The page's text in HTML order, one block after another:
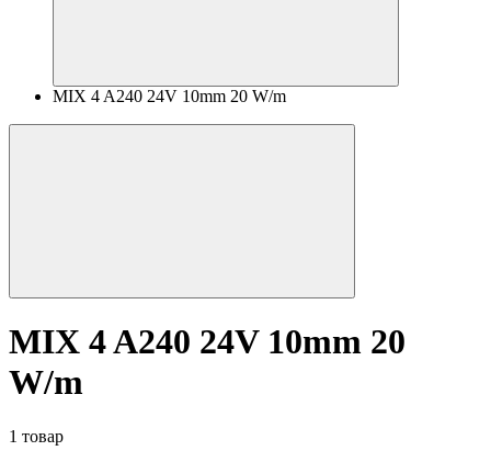
MIX 4 A240 24V 10mm 20 W/m
MIX 4 A240 24V 10mm 20
W/m
1 товар